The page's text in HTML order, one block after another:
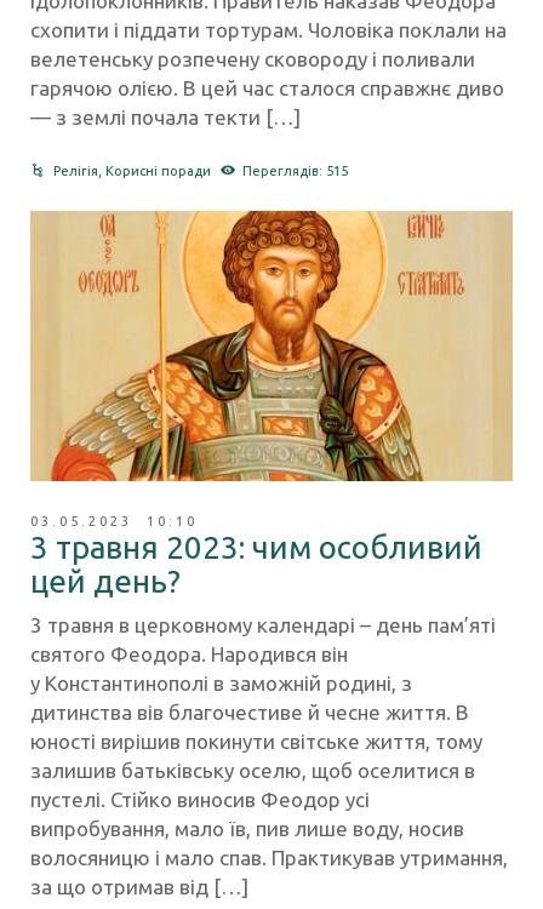
схопити і піддати тортурам. Чоловіка поклали на
велетенську розпечену сковороду і поливали
гарячою олією. В цей час сталося справжнє диво
— з землі почала текти […]
Релігія, Корисні поради Переглядів: 515
03.05.2023 10:10
3 травня 2023: чим особливий
цей день?
3 травня в церковному календарі – день пам’яті
святого Феодора. Народився він
у Константинополі в заможній родині, з
дитинства вів благочестиве й чесне життя. В
юності вирішив покинути світське життя, тому
залишив батьківську оселю, щоб оселитися в
пустелі. Стійко виносив Феодор усі
випробування, мало їв, пив лише воду, носив
волосяницю і мало спав. Практикував утримання,
за що отримав від […]